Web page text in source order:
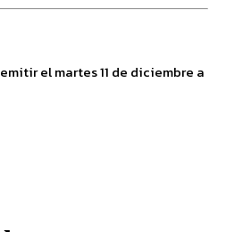
el martes 11 de diciembre a